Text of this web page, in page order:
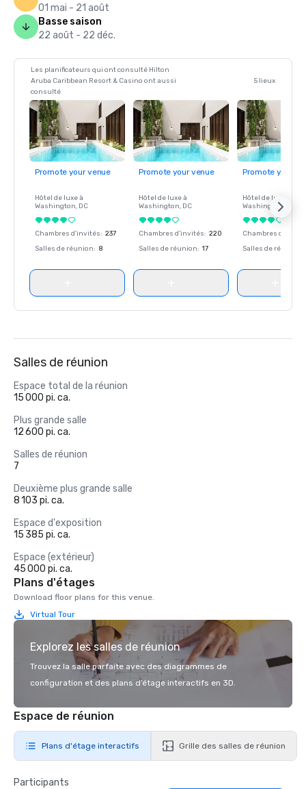
01 mai - 21 août
Basse saison
22 août - 22 déc.
Les planificateurs qui ont consulté Hilton
Aruba Caribbean Resort & Casino ont aussi
consulté
5 lieux
Promote your venue
Hôtel de luxe à
Washington, DC
Chambres d'invités: 237
Salles de réunion: 8
Promote your venue
Hôtel de luxe à
Washington, DC
Chambres d'invités: 220
Salles de réunion: 17
Promote your
Hôtel de luxe à
Washington
Chambres
Salles de réunion
Salles de réunion
Espace total de la réunion
15 000 pi. ca.
Plus grande salle
12 600 pi. ca.
Salles de réunion
7
Deuxième plus grande salle
8 103 pi. ca.
Espace d'exposition
15 385 pi. ca.
Espace (extérieur)
45 000 pi. ca.
Plans d'étages
Download floor plans for this venue.
Virtual Tour
Explorez les salles de réunion
Trouvez la salle parfaite avec des diagrammes de
configuration et des plans d’étage interactifs en 3D.
Espace de réunion
Plans d'étage interactifs Grille des salles de réunion
Participants